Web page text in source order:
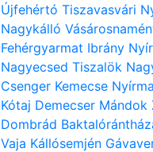
Újfehértó Tiszavasvári
Nagykálló
Fehérgyarmat Ibrány
Nagyecsed Tiszalök
Csenger Kemecse
Kótaj Demecser Mándok
Dombrád
Vaja Kállósemjén